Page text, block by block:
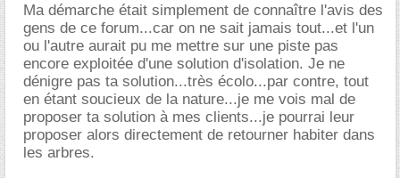
Ma démarche était simplement de connaître l'avis des
gens de ce forum...car on ne sait jamais tout...et l'un
ou l'autre aurait pu me mettre sur une piste pas
encore exploitée d'une solution d'isolation. Je ne
dénigre pas ta solution...très écolo...par contre, tout
en étant soucieux de la nature...je me vois mal de
proposer ta solution à mes clients...je pourrai leur
proposer alors directement de retourner habiter dans
les arbres.